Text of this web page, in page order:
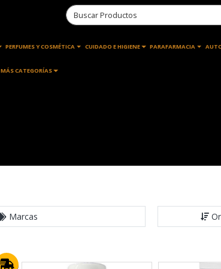
PERFUMES Y COSMÉTICA CUIDADO E HIGIENE PARAFARMACIA
MÁS CATEGORÍAS
Marcas